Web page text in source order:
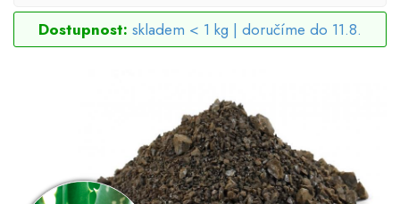
Dostupnost: skladem < 1 kg | doručíme do 11.8.